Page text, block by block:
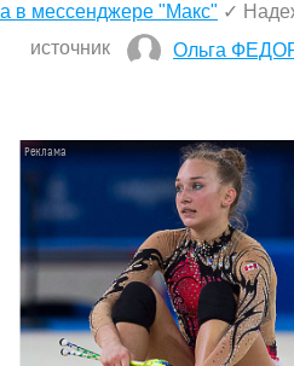
в мессенджере "Макс" ✓
источник
Ольга